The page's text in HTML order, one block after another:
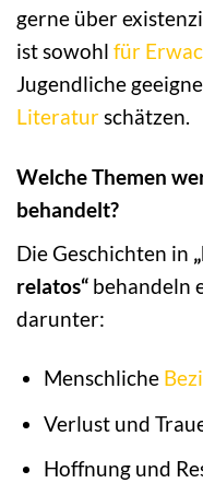
gerne über
ist sowohl für
Jugendliche
Literaturschätzen.
Welche Themen
behandelt?
Die Geschichten in
relatos“ behandeln
darunter:
Menschliche
Verlust und
Hoffnung und